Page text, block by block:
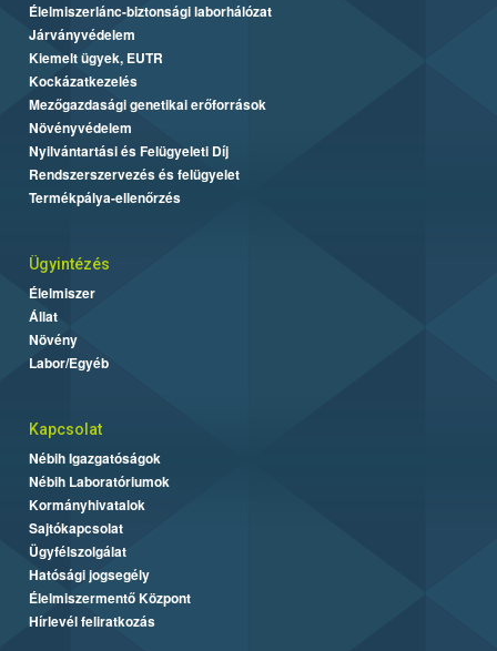
Élelmiszerlánc-biztonsági laborhálózat
Járványvédelem
Kiemelt ügyek, EUTR
Kockázatkezelés
Mezőgazdasági genetikai erőforrások
Növényvédelem
Nyilvántartási és Felügyeleti Díj
Rendszerszervezés és felügyelet
Termékpálya-ellenőrzés
Ügyintézés
Élelmiszer
Állat
Növény
Labor/Egyéb
Kapcsolat
Nébih Igazgatóságok
Nébih Laboratóriumok
Kormányhivatalok
Sajtókapcsolat
Ügyfélszolgálat
Hatósági jogsegély
Élelmiszermentő Központ
Hírlevél feliratkozás